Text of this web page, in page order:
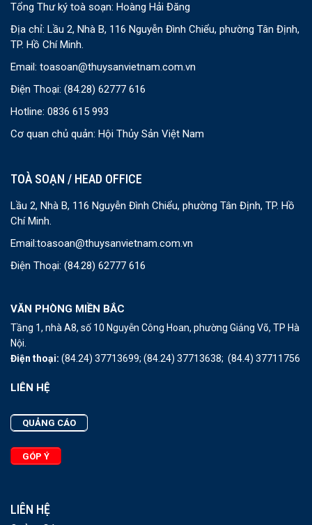
Tổng Thư ký toà soạn: Hoàng Hải Đăng
Địa chỉ: Lầu 2, Nhà B, 116 Nguyễn Đình Chiểu, phường Tân Định,
TP. Hồ Chí Minh.
Email: toasoan@thuysanvietnam.com.vn
Điện Thoại: (84.28) 62777 616
Hotline: 0836 615 993
Cơ quan chủ quản: Hội Thủy Sản Việt Nam
TOÀ SOẠN / HEAD OFFICE
Lầu 2, Nhà B, 116 Nguyễn Đình Chiểu, phường Tân Định, TP. Hồ
Chí Minh.
Email:toasoan@thuysanvietnam.com.vn
Điện Thoại: (84.28) 62777 616
VĂN PHÒNG MIỀN BẮC
Tầng 1, nhà A8, số 10 Nguyễn Công Hoan, phường Giảng Võ, TP Hà
Nội.
Điện thoại: (84.24) 37713699; (84.24) 37713638; (84.4) 37711756
LIÊN HỆ
QUẢNG CÁO
GÓP Ý
LIÊN HỆ